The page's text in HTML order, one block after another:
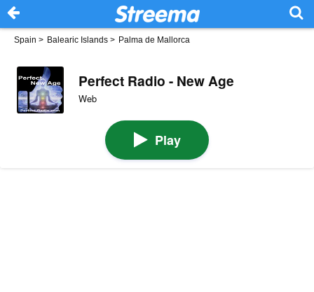
Spain > Balearic Islands > Palma de Mallorca
Perfect Radio - New Age
Web
Play